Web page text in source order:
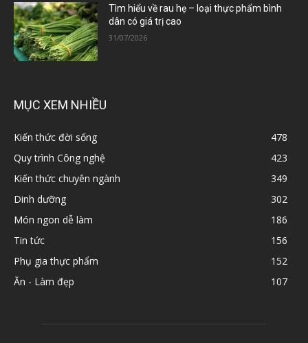
Tìm hiểu về rau hẹ – loại thực phẩm bình
dân có giá trị cao
31/07/2026
MỤC XEM NHIỀU
Kiến thức đời sống
478
Quy trình Công nghệ
423
Kiến thức chuyên ngành
349
Dinh dưỡng
302
Món ngon dễ làm
186
Tin tức
156
Phụ gia thực phẩm
152
Ăn - Làm đẹp
107